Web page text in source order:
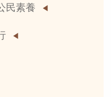
民素養